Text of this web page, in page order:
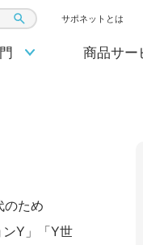
サポネットとは
商品サー
のため
ンY」「Y世